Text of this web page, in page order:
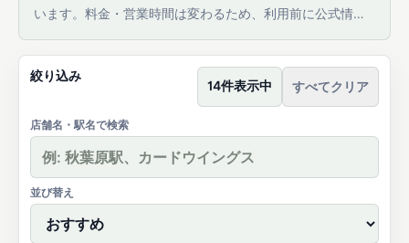
います。料金・営業時間は変わるため、利用前に公式情報
絞り込み
14件表示中 すべてクリア
店舗名・駅名で検索
並び替え